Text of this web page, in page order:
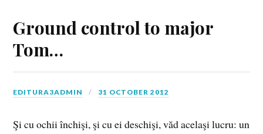
Ground control to major
Tom…
EDITURA3ADMIN 31 OCTOBER 2012
Şi cu ochii închişi, şi cu ei deschişi, văd acelaşi lucru: un